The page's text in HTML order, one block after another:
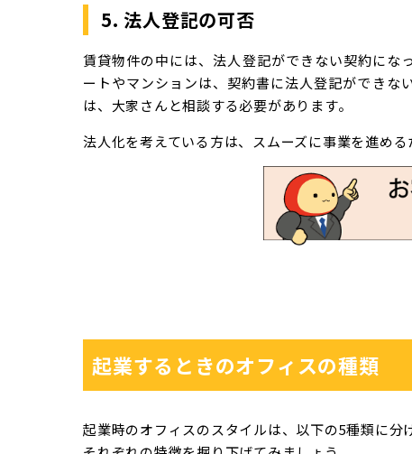
5. 法人登記の可否
賃貸物件の中には、法人登記ができない契約にな
ートやマンションは、契約書に法人登記ができな
は、大家さんと相談する必要があります。
法人化を考えている方は、スムーズに事業を進め
起業するときのオフィスの種類
起業時のオフィスのスタイルは、以下の5種類に分